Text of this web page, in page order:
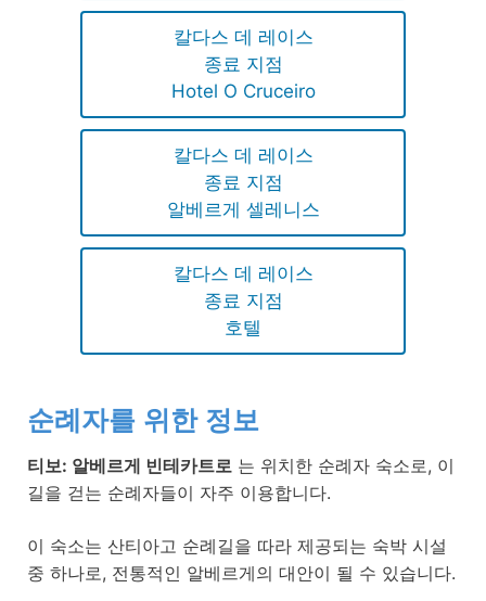
칼다스 데 레이스
종료 지점
Hotel O Cruceiro
칼다스 데 레이스
종료 지점
알베르게 셀레니스
칼다스 데 레이스
종료 지점
호텔
순례자를 위한 정보
티보: 알베르게 빈테카트로 는 위치한 순례자 숙소로, 이
길을 걷는 순례자들이 자주 이용합니다.
이 숙소는 산티아고 순례길을 따라 제공되는 숙박 시설
중 하나로, 전통적인 알베르게의 대안이 될 수 있습니다.